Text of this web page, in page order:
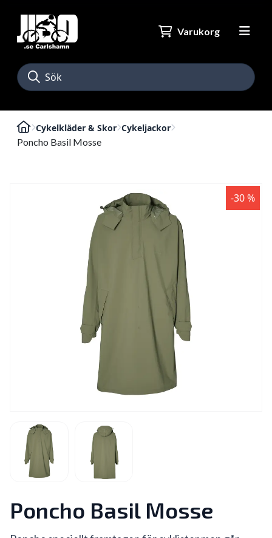
Varukorg
Cykelkläder & Skor Cykeljackor
Poncho Basil Mosse
-30 %
Poncho Basil Mosse